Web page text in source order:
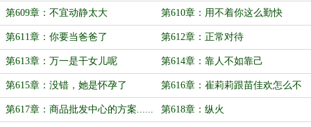
第609章：不宜动静太大 第610章：用不着你这么勤快
第611章：你要当爸爸了 第612章：正常对待
第613章：万一是干女儿呢 第614章：靠人不如靠己
第615章：没错，她是怀孕了 第616章：崔莉莉跟苗佳欢怎么不
对付了
第617章：商品批发中心的方案...... 第618章：纵火